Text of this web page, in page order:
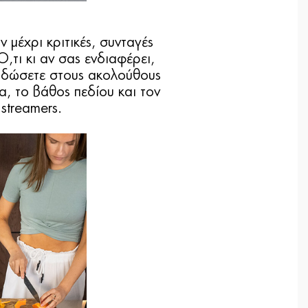
κριτικές, συνταγές
κι αν σας ενδιαφέρει,
στους ακολούθους
το βάθος πεδίου και τον